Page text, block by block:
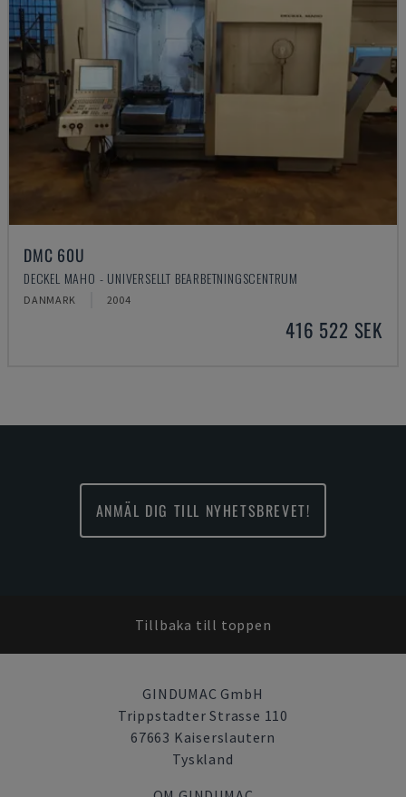
DMC 60U
DECKEL MAHO - UNIVERSELLT BEARBETNINGSCENTRUM
DANMARK 2004
416 522 SEK
ANMÄL DIG TILL NYHETSBREVET!
Tillbaka till toppen
GINDUMAC GmbH
Trippstadter Strasse 110
67663 Kaiserslautern
Tyskland